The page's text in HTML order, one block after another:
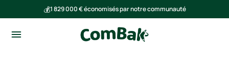
💰1 829 000 € économisés par notre communauté